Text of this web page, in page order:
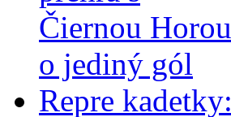
Čiernou Horou
o jediný gól
Repre kadetky: